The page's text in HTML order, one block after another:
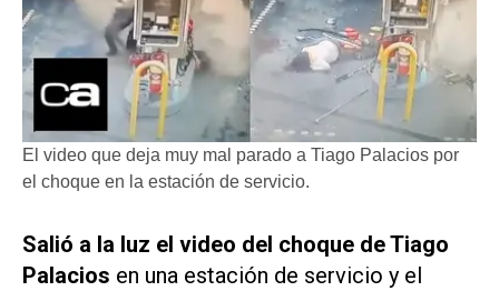
El video que deja muy mal parado a Tiago Palacios por
el choque en la estación de servicio.
Salió a la luz el video del choque de Tiago
Palacios en una estación de servicio y el